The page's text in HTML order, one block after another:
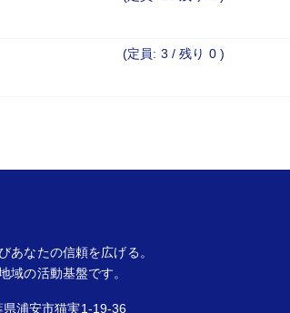
(定員: 3 /残り 0)
あなたの信頼を広げる。
域の活動基盤です。
浦安市猫実1-19-36